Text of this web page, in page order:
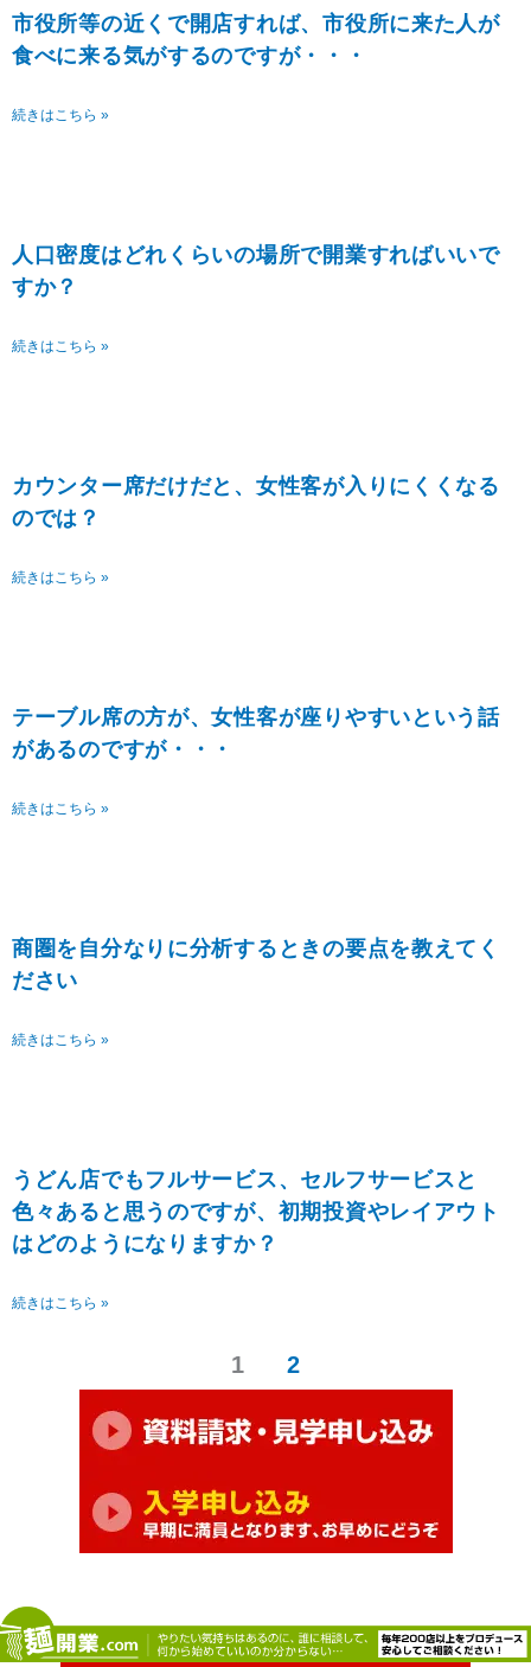
市役所等の近くで開店すれば、市役所に来た人が
食べに来る気がするのですが・・・
続きはこちら »
人口密度はどれくらいの場所で開業すればいいで
すか？
続きはこちら »
カウンター席だけだと、女性客が入りにくくなる
のでは？
続きはこちら »
テーブル席の方が、女性客が座りやすいという話
があるのですが・・・
続きはこちら »
商圏を自分なりに分析するときの要点を教えてく
ださい
続きはこちら »
うどん店でもフルサービス、セルフサービスと
色々あると思うのですが、初期投資やレイアウト
はどのようになりますか？
続きはこちら »
1 2